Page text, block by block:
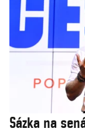
Sázka na